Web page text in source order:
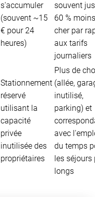
s'accumuler
(souvent ~15
€ pour 24
heures)
souvent
60 % moins
cher par
aux tarifs
journaliers
Stationnement
réservé
utilisant la
capacité
privée
inutilisée des
propriétaires
Plus de
(allée,
inutilisé,
parking) et
avec
du temps
les séjours
longs